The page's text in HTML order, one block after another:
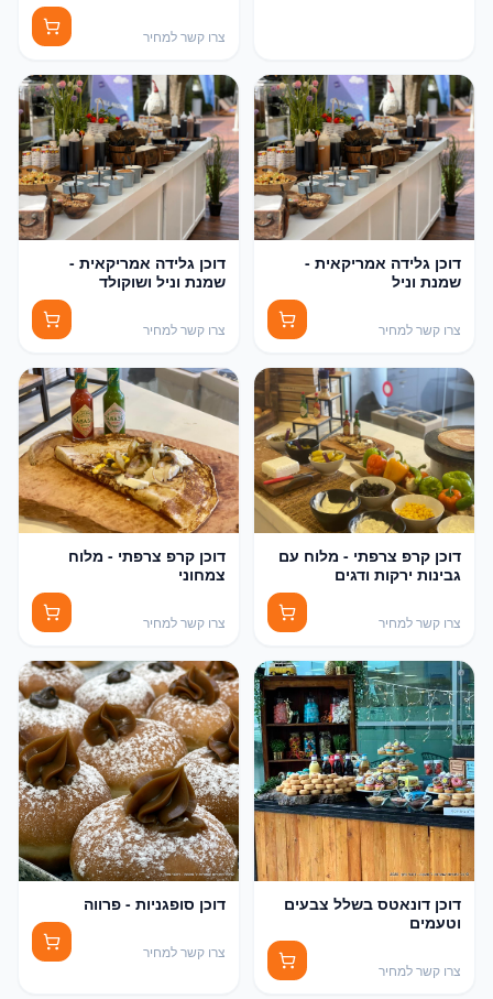
צרו קשר למחיר
דוכן גלידה אמריקאית -
שמנת וניל
צרו קשר למחיר
דוכן גלידה אמריקאית -
שמנת וניל ושוקולד
צרו קשר למחיר
דוכן קרפ צרפתי - מלוח עם
גבינות ירקות ודגים
צרו קשר למחיר
דוכן קרפ צרפתי - מלוח
צמחוני
צרו קשר למחיר
דוכן דונאטס בשלל צבעים
וטעמים
צרו קשר למחיר
דוכן סופגניות - פרווה
צרו קשר למחיר